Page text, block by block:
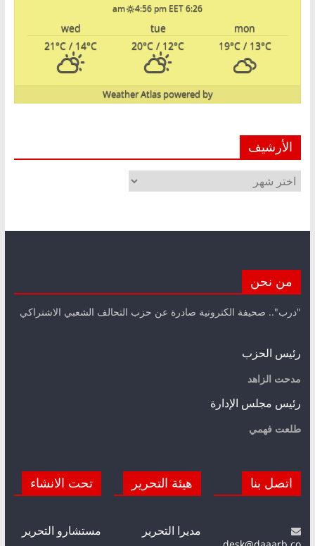
6:26 am
4:56 pm EET
mon
tue
wed
19°C/ 13°C
20°C / 12°C
21°C / 14°C
powered by
Weather Atlas
الأرشيف
الأرشيف
من نحن
"درب".. صحيفة الكترونية صادرة عن حزب التحالف الشعبي الاشتراكي
رئيس الحزب
مدحت الزاهد
رئيس مجلس الإدارة
طلعت فهمي
اتصل بنا هيئة التحرير
مديرا التحرير
تحت الانشاء
مستشارو التحرير